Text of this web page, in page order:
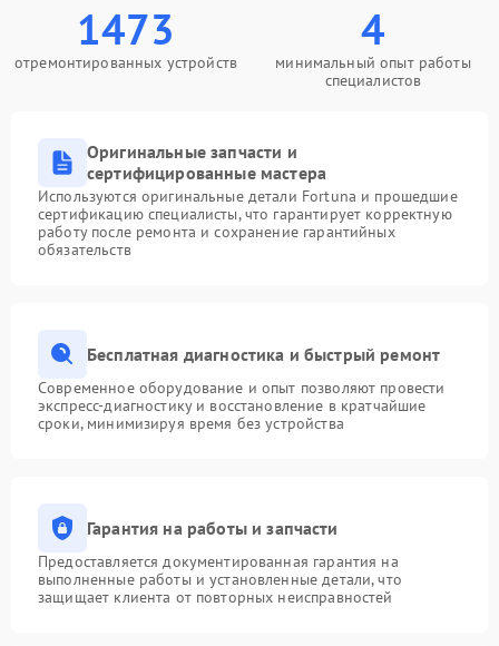
1473
отремонтированных устройств
4
минимальный опыт работы
специалистов
Оригинальные запчасти и
сертифицированные мастера
Используются оригинальные детали Fortuna и прошедшие
сертификацию специалисты, что гарантирует корректную
работу после ремонта и сохранение гарантийных
обязательств
Бесплатная диагностика и быстрый ремонт
Современное оборудование и опыт позволяют провести
экспресс-диагностику и восстановление в кратчайшие
сроки, минимизируя время без устройства
Гарантия на работы и запчасти
Предоставляется документированная гарантия на
выполненные работы и установленные детали, что
защищает клиента от повторных неисправностей